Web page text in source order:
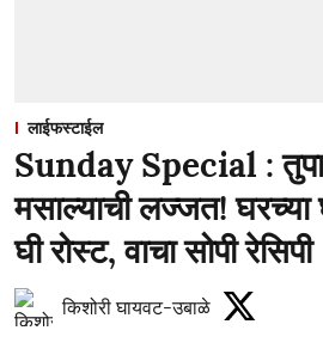
लाईफस्टाईल
Sunday Special :
मसाल्याची लज्जत! घरच्या
घी रोस्ट, वाचा सोपी रेसिपी
किशोरी घायवट-उबाळे